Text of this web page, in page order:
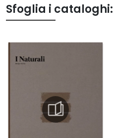
Sfoglia i cataloghi: